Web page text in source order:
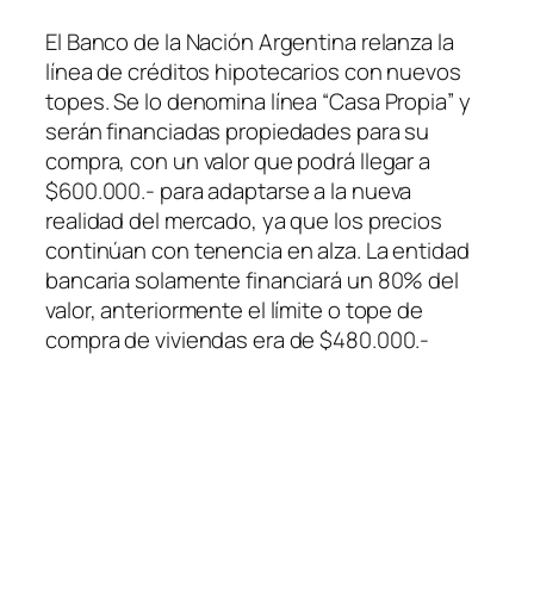
El Banco de la Nación Argentina relanza la
línea de créditos hipotecarios con nuevos
topes. Se lo denomina línea “Casa Propia” y
serán financiadas propiedades para su
compra, con un valor que podrá llegar a
$600.000.- para adaptarse a la nueva
realidad del mercado, ya que los precios
continúan con tenencia en alza. La entidad
bancaria solamente financiará un 80% del
valor, anteriormente el límite o tope de
compra de viviendas era de $480.000.-